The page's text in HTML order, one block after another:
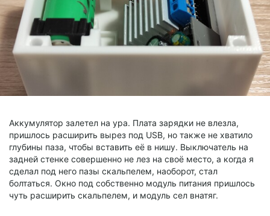
Аккумулятор залетел на ура. Плата зарядки не влезла,
пришлось расширить вырез под USB, но также не хватило
глубины паза, чтобы вставить её в нишу. Выключатель на
задней стенке совершенно не лез на своё место, а когда я
сделал под него пазы скальпелем, наоборот, стал
болтаться. Окно под собственно модуль питания пришлось
чуть расширить скальпелем, и модуль сел внатяг.